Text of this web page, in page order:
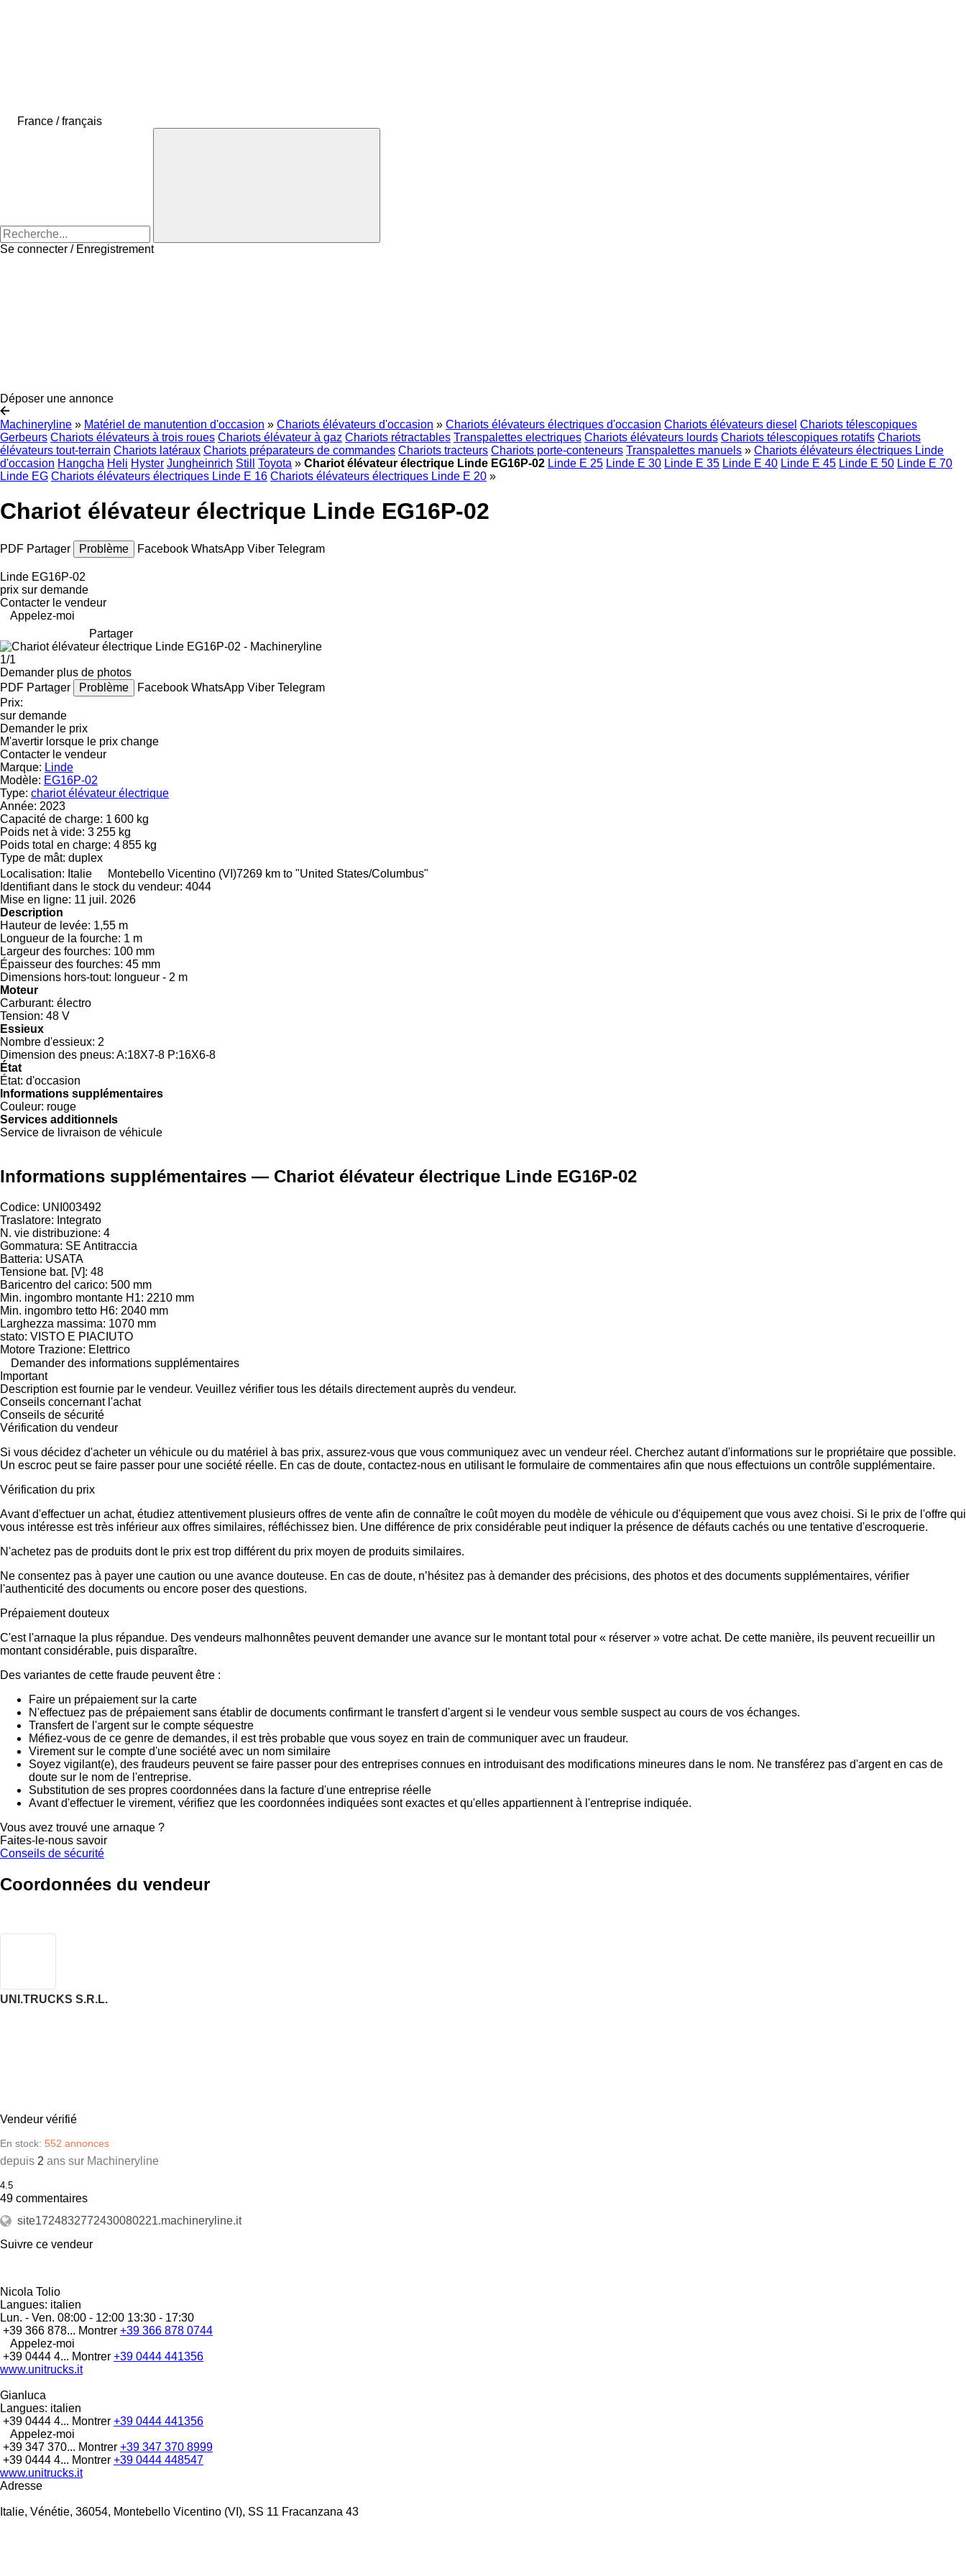
France / français
Se connecter / Enregistrement
Déposer une annonce
Machineryline » Matériel de manutention d'occasion » Chariots élévateurs d'occasion » Chariots élévateurs électriques d'occasion Chariots élévateurs diesel Chariots télescopiques
Gerbeurs Chariots élévateurs à trois roues Chariots élévateur à gaz Chariots rétractables Transpalettes electriques Chariots élévateurs lourds Chariots télescopiques rotatifs Chariots
élévateurs tout-terrain Chariots latéraux Chariots préparateurs de commandes Chariots tracteurs Chariots porte-conteneurs Transpalettes manuels » Chariots élévateurs électriques Linde
d'occasion Hangcha Heli Hyster Jungheinrich Still Toyota » Chariot élévateur électrique Linde EG16P-02 Linde E 25 Linde E 30 Linde E 35 Linde E 40 Linde E 45 Linde E 50 Linde E 70
Linde EG Chariots élévateurs électriques Linde E 16 Chariots élévateurs électriques Linde E 20 »
Chariot élévateur électrique Linde EG16P-02
PDF Partager Problème Facebook WhatsApp Viber Telegram
Linde EG16P-02
prix sur demande
Contacter le vendeur
Appelez-moi
Partager
1/1
Demander plus de photos
PDF Partager Problème Facebook WhatsApp Viber Telegram
Prix:
sur demande
Demander le prix
M'avertir lorsque le prix change
Contacter le vendeur
Marque: Linde
Modèle: EG16P-02
Type: chariot élévateur électrique
Année: 2023
Capacité de charge: 1 600 kg
Poids net à vide: 3 255 kg
Poids total en charge: 4 855 kg
Type de mât: duplex
Localisation: Italie Montebello Vicentino (VI)7269 km to "United States/Columbus"
Identifiant dans le stock du vendeur: 4044
Mise en ligne: 11 juil. 2026
Description
Hauteur de levée: 1,55 m
Longueur de la fourche: 1 m
Largeur des fourches: 100 mm
Épaisseur des fourches: 45 mm
Dimensions hors-tout: longueur - 2 m
Moteur
Carburant: électro
Tension: 48 V
Essieux
Nombre d'essieux: 2
Dimension des pneus: A:18X7-8 P:16X6-8
État
État: d'occasion
Informations supplémentaires
Couleur: rouge
Services additionnels
Service de livraison de véhicule
Informations supplémentaires — Chariot élévateur électrique Linde EG16P-02
Codice: UNI003492
Traslatore: Integrato
N. vie distribuzione: 4
Gommatura: SE Antitraccia
Batteria: USATA
Tensione bat. [V]: 48
Baricentro del carico: 500 mm
Min. ingombro montante H1: 2210 mm
Min. ingombro tetto H6: 2040 mm
Larghezza massima: 1070 mm
stato: VISTO E PIACIUTO
Motore Trazione: Elettrico
Demander des informations supplémentaires
Important
Description est fournie par le vendeur. Veuillez vérifier tous les détails directement auprès du vendeur.
Conseils concernant l'achat
Conseils de sécurité
Vérification du vendeur
Si vous décidez d'acheter un véhicule ou du matériel à bas prix, assurez-vous que vous communiquez avec un vendeur réel. Cherchez autant d'informations sur le propriétaire que possible.
Un escroc peut se faire passer pour une société réelle. En cas de doute, contactez-nous en utilisant le formulaire de commentaires afin que nous effectuions un contrôle supplémentaire.
Vérification du prix
Avant d'effectuer un achat, étudiez attentivement plusieurs offres de vente afin de connaître le coût moyen du modèle de véhicule ou d'équipement que vous avez choisi. Si le prix de l'offre qui
vous intéresse est très inférieur aux offres similaires, réfléchissez bien. Une différence de prix considérable peut indiquer la présence de défauts cachés ou une tentative d'escroquerie.
N'achetez pas de produits dont le prix est trop différent du prix moyen de produits similaires.
Ne consentez pas à payer une caution ou une avance douteuse. En cas de doute, n’hésitez pas à demander des précisions, des photos et des documents supplémentaires, vérifier
l'authenticité des documents ou encore poser des questions.
Prépaiement douteux
C'est l'arnaque la plus répandue. Des vendeurs malhonnêtes peuvent demander une avance sur le montant total pour « réserver » votre achat. De cette manière, ils peuvent recueillir un
montant considérable, puis disparaître.
Des variantes de cette fraude peuvent être :
Faire un prépaiement sur la carte
N'effectuez pas de prépaiement sans établir de documents confirmant le transfert d'argent si le vendeur vous semble suspect au cours de vos échanges.
Transfert de l'argent sur le compte séquestre
Méfiez-vous de ce genre de demandes, il est très probable que vous soyez en train de communiquer avec un fraudeur.
Virement sur le compte d'une société avec un nom similaire
Soyez vigilant(e), des fraudeurs peuvent se faire passer pour des entreprises connues en introduisant des modifications mineures dans le nom. Ne transférez pas d'argent en cas de
doute sur le nom de l'entreprise.
Substitution de ses propres coordonnées dans la facture d'une entreprise réelle
Avant d'effectuer le virement, vérifiez que les coordonnées indiquées sont exactes et qu'elles appartiennent à l'entreprise indiquée.
Vous avez trouvé une arnaque ?
Faites-le-nous savoir
Conseils de sécurité
Coordonnées du vendeur
UNI.TRUCKS S.R.L.
Vendeur vérifié
En stock: 552 annonces
depuis 2 ans sur Machineryline
4.5
49 commentaires
site1724832772430080221.machineryline.it
Suivre ce vendeur
Nicola Tolio
Langues: italien
Lun. - Ven. 08:00 - 12:00 13:30 - 17:30
+39 366 878... Montrer +39 366 878 0744
Appelez-moi
+39 0444 4... Montrer +39 0444 441356
www.unitrucks.it
Gianluca
Langues: italien
+39 0444 4... Montrer +39 0444 441356
Appelez-moi
+39 347 370... Montrer +39 347 370 8999
+39 0444 4... Montrer +39 0444 448547
www.unitrucks.it
Adresse
Italie, Vénétie, 36054, Montebello Vicentino (VI), SS 11 Fracanzana 43